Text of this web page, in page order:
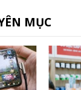
MỤC